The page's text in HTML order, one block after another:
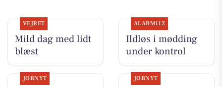
VEJRET
Mild dag med lidt
blæst
ALARM112
Ildløs i mødding
under kontrol
JOBNYT JOBNYT